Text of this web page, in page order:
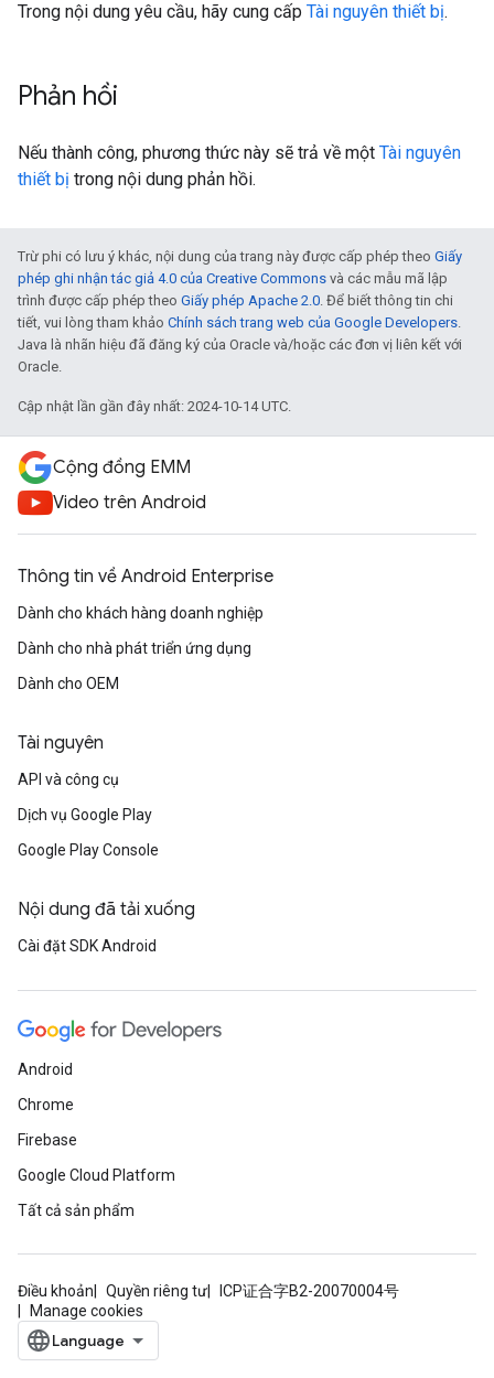
Trong nội dung yêu cầu, hãy cung cấp Tài nguyên thiết bị.
Phản hồi
Nếu thành công, phương thức này sẽ trả về một Tài nguyên
thiết bị trong nội dung phản hồi.
Trừ phi có lưu ý khác, nội dung của trang này được cấp phép theo Giấy
phép ghi nhận tác giả 4.0 của Creative Commons và các mẫu mã lập
trình được cấp phép theo Giấy phép Apache 2.0. Để biết thông tin chi
tiết, vui lòng tham khảo Chính sách trang web của Google Developers.
Java là nhãn hiệu đã đăng ký của Oracle và/hoặc các đơn vị liên kết với
Oracle.
Cập nhật lần gần đây nhất: 2024-10-14 UTC.
Cộng đồng EMM
Video trên Android
Thông tin về Android Enterprise
Dành cho khách hàng doanh nghiệp
Dành cho nhà phát triển ứng dụng
Dành cho OEM
Tài nguyên
API và công cụ
Dịch vụ Google Play
Google Play Console
Nội dung đã tải xuống
Cài đặt SDK Android
Android
Chrome
Firebase
Google Cloud Platform
Tất cả sản phẩm
Điều khoản Quyền riêng tư
ICP证合字B2-20070004号
Manage cookies